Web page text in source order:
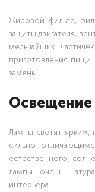
Жировой фильтр,
защиты двигателя,
мельчайших
приготовления
замены.
Освещение
Лампы светят
сильно
естественного,
лампы очень
интерьера.